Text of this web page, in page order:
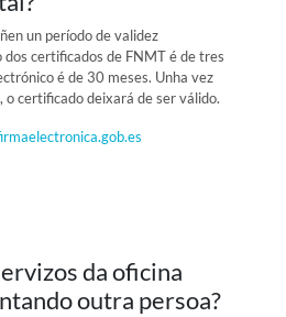
un período de validez
certificados de FNMT é de tres
é de 30 meses. Unha vez
certificado deixará de ser válido.
da oficina
outra persoa?